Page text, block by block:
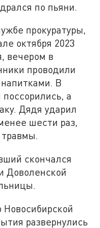
по пьяни.
прокуратуры,
октября 2023
вечером в
проводили
В
а
Дядя ударил
шести раз,
скончался
Доволенской
развернулись